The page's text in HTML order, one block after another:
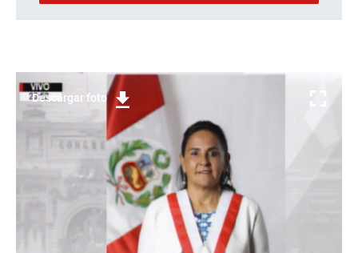
Descargar foto